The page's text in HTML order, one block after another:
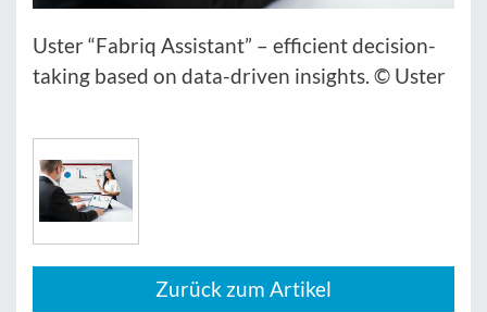
Uster “Fabriq Assistant” – efficient decision-
taking based on data-driven insights. © Uster
Zurück zum Artikel